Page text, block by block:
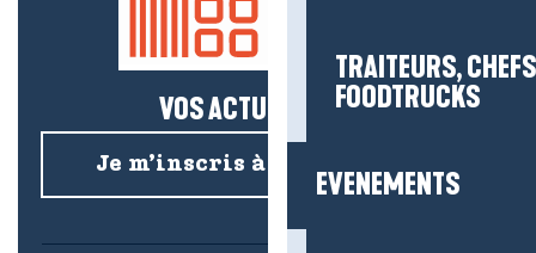
TRAITEURS,
FOODTRUCKS
EVENEMENTS
VOS ACTUS SALÉES !
Je m’inscris à la newsletter